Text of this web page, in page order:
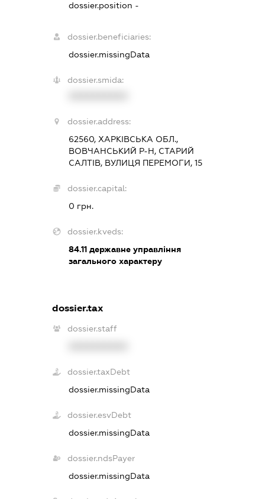
dossier.position -
dossier.beneficiaries:
dossier.missingData
dossier.smida:
dossier.address:
62560, ХАРКІВСЬКА ОБЛ.,
ВОВЧАНСЬКИЙ Р-Н, СТАРИЙ
САЛТІВ, ВУЛИЦЯ ПЕРЕМОГИ, 15
dossier.capital:
0 грн.
dossier.kveds:
84.11 державне управління
загального характеру
dossier.tax
dossier.staff
dossier.taxDebt
dossier.missingData
dossier.esvDebt
dossier.missingData
dossier.ndsPayer
dossier.missingData